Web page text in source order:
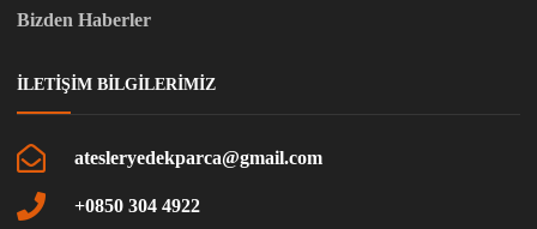
Bizden Haberler
İLETIŞIM BILGILERIMIZ
atesleryedekparca@gmail.com
+0850 304 4922